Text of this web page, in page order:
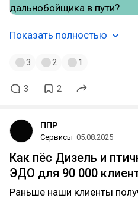
Показать полностью
3 2 1
3 2
ППР
Сервисы 05.08.2025
Как пёс Дизель и
ЭДО для 90 000
Раньше наши клиенты